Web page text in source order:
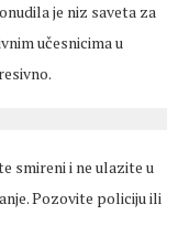
je niz saveta za
učesnicima u
smireni i ne ulazite u
Pozovite policiju ili